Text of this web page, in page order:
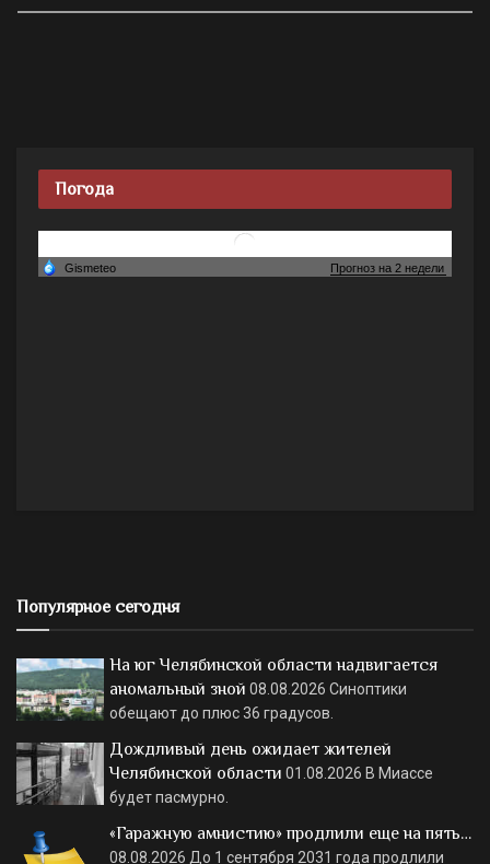
Погода
Популярное сегодня
На юг Челябинской области надвигается
аномальный зной 08.08.2026 Синоптики
обещают до плюс 36 градусов.
Дождливый день ожидает жителей
Челябинской области 01.08.2026 В Миассе
будет пасмурно.
«Гаражную амнистию» продлили еще на пять…
08.08.2026 До 1 сентября 2031 года продлили